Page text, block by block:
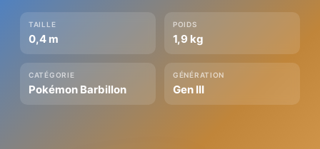
TAILLE
0,4 m
POIDS
1,9 kg
CATÉGORIE
Pokémon Barbillon
GÉNÉRATION
Gen III